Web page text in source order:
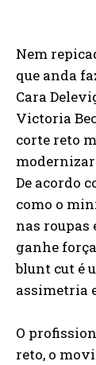
Nem
que anda
Cara
Victoria
corte reto
De acordo
como o
nas roupas
ganhe
blunt cut é
assimetria
O
reto, o